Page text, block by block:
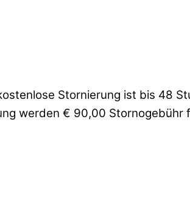
Stornierung ist bis 48
werden € 90,00